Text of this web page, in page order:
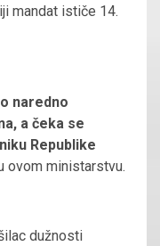
mandat ističe 14.
naredno
a čeka se
Republike
ovom ministarstvu.
dužnosti